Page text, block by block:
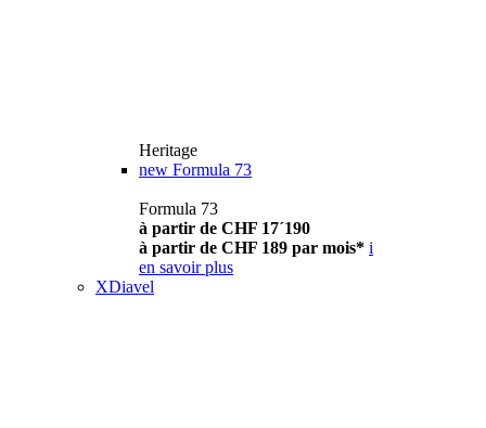
Heritage
new Formula 73
Formula 73
à partir de CHF 17´190
à partir de CHF 189 par mois* i
en savoir plus
XDiavel